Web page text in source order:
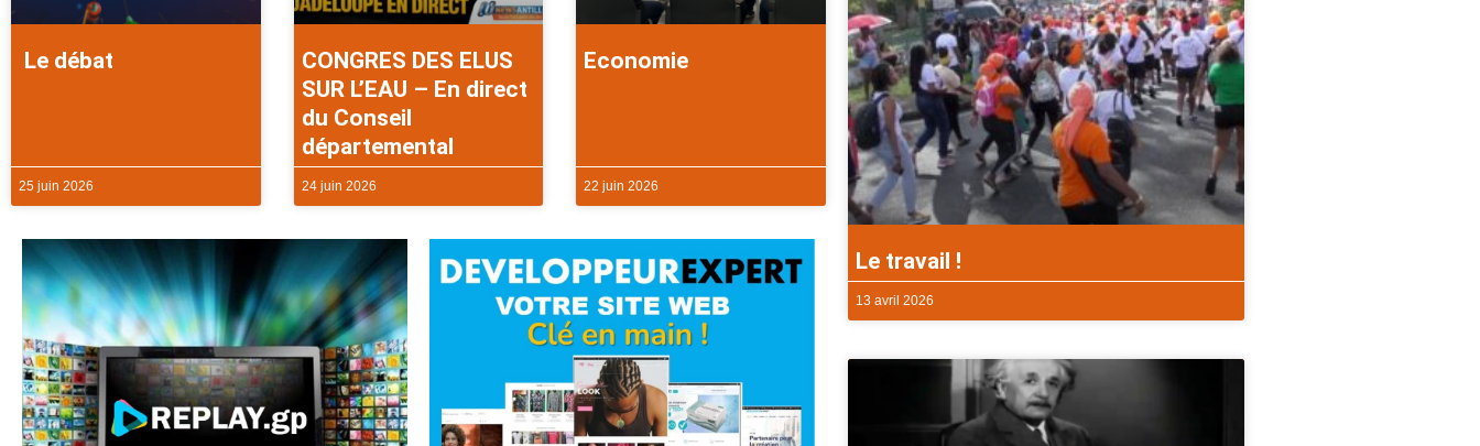
Le débat
25 juin 2026
CONGRES DES ELUS
SUR L’EAU – En direct
du Conseil
départemental
24 juin 2026
Economie
22 juin 2026
Le travail !
13 avril 2026